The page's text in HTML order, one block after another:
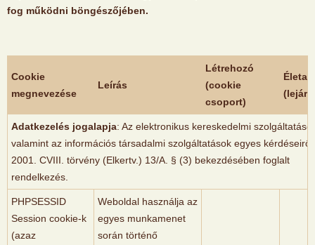
fog működni böngészőjében.
Cookie
megnevezése
Leírás
Létrehozó
(cookie
csoport)
Adatkezelés jogalapja: Az elektronikus kereskedelmi
valamint az információs társadalmi szolgáltatások egyes kérdéseiről
2001. CVIII. törvény (Elkertv.) 13/A. § (3) bekezdésében foglalt
rendelkezés.
PHPSESSID
Session cookie-k
(azaz
Weboldal használja az
egyes munkamenet
során történő